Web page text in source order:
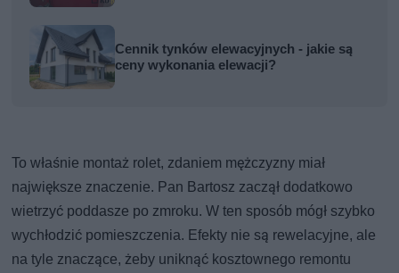
Cennik tynków elewacyjnych - jakie są
ceny wykonania elewacji?
To właśnie montaż rolet, zdaniem mężczyzny miał
największe znaczenie. Pan Bartosz zaczął dodatkowo
wietrzyć poddasze po zmroku. W ten sposób mógł szybko
wychłodzić pomieszczenia. Efekty nie są rewelacyjne, ale
na tyle znaczące, żeby uniknąć kosztownego remontu